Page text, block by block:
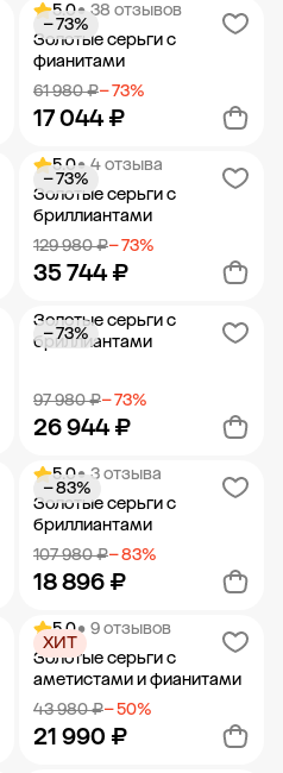
Добавить в корзину
5.0• 38 отзывов
Золотые серьги с
фианитами
61 980 ₽− 73%
17 044 ₽
− 73%
Добавить в корзину
5.0• 4 отзыва
Золотые серьги с
бриллиантами
129 980 ₽− 73%
35 744 ₽
− 73%
Добавить в корзину
Золотые серьги с
бриллиантами
97 980 ₽− 73%
26 944 ₽
− 73%
Добавить в корзину
5.0• 3 отзыва
Золотые серьги с
бриллиантами
107 980 ₽− 83%
18 896 ₽
− 83%
Добавить в корзину
5.0• 9 отзывов
Золотые серьги с
аметистами и фианитами
43 980 ₽− 50%
21 990 ₽
ХИТ